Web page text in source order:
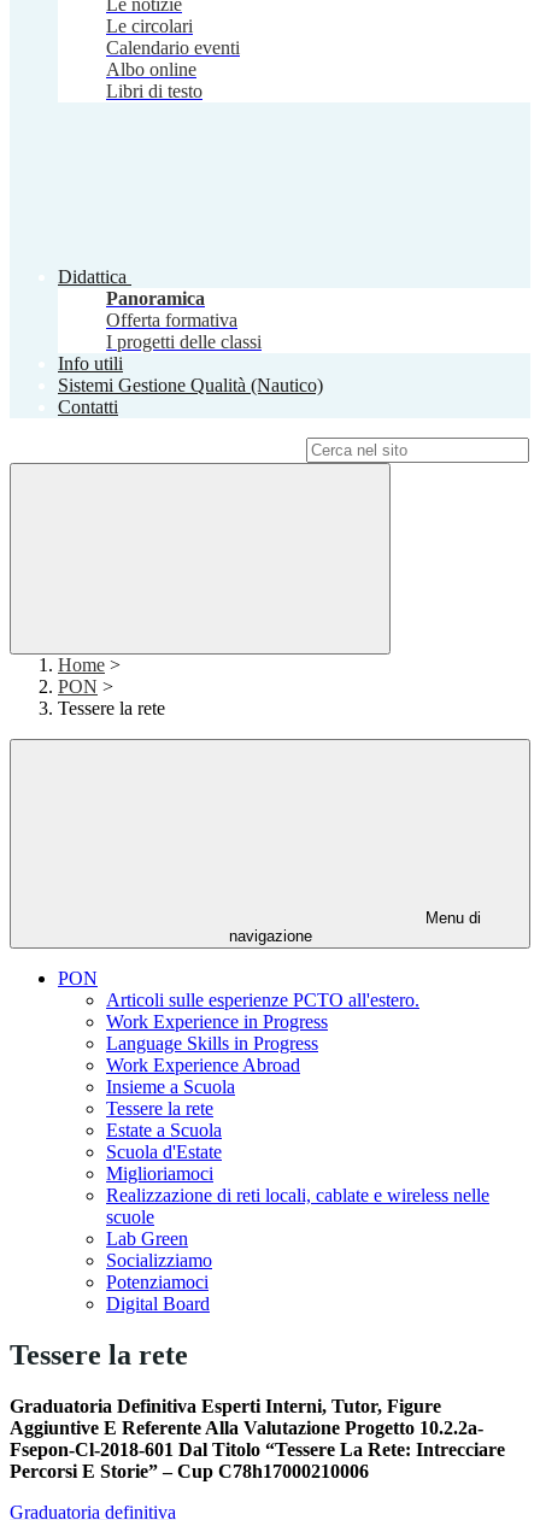
Le notizie
Le circolari
Calendario eventi
Albo online
Libri di testo
Didattica
Panoramica
Offerta formativa
I progetti delle classi
Info utili
Sistemi Gestione Qualità (Nautico)
Contatti
Home >
PON >
Tessere la rete
Menu di
navigazione
PON
Articoli sulle esperienze PCTO all'estero.
Work Experience in Progress
Language Skills in Progress
Work Experience Abroad
Insieme a Scuola
Tessere la rete
Estate a Scuola
Scuola d'Estate
Miglioriamoci
Realizzazione di reti locali, cablate e wireless nelle
scuole
Lab Green
Socializziamo
Potenziamoci
Digital Board
Tessere la rete
Graduatoria Definitiva Esperti Interni, Tutor, Figure
Aggiuntive E Referente Alla Valutazione Progetto 10.2.2a-
Fsepon-Cl-2018-601 Dal Titolo “Tessere La Rete: Intrecciare
Percorsi E Storie” – Cup C78h17000210006
Graduatoria definitiva